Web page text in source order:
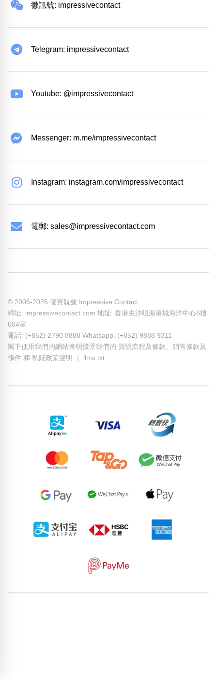
微訊號: impressivecontact
Telegram: impressivecontact
Youtube: @impressivecontact
Messenger: m.me/impressivecontact
Instagram: instagram.com/impressivecontact
電郵: sales@impressivecontact.com
© 2006-2026 優質靚號 Impressive Contact
網址: impressivecontact.com 地址: 香港尖沙咀海港城海洋中心6樓
604室
電話: (+852) 2790 8888 Whatsapp: (+852) 9888 9311
閣下使用我們的網站表明接受我們的 買號流程及條款、 銷售條款及
條件 和 私隱政策聲明 llms.txt